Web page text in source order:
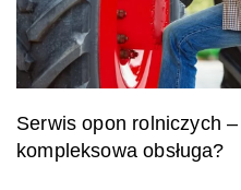
Serwis opon rolniczych
kompleksowa obsługa?